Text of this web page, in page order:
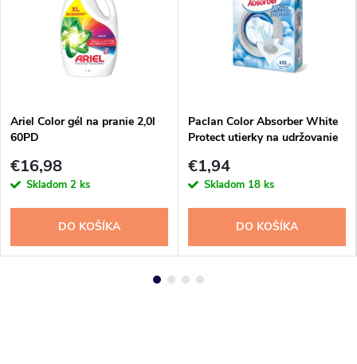
Ariel Color gél na pranie 2,0l
60PD
€16,98
Skladom 2 ks
DO KOŠÍKA
Paclan Color Absorber White
Protect utierky na udržovanie
€1,94
Skladom 18 ks
DO KOŠÍKA